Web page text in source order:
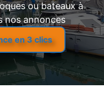
ou bateaux à
nos annonces
en 3 clics